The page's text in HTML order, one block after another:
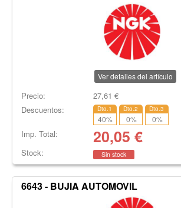
Ver detalles del artículo
Precio: 27,61 €
Descuentos:
Dto.1
40%
Dto.2
0%
Dto.3
0%
Imp. Total: 20,05 €
Stock: Sin stock
6643 - BUJIA AUTOMOVIL